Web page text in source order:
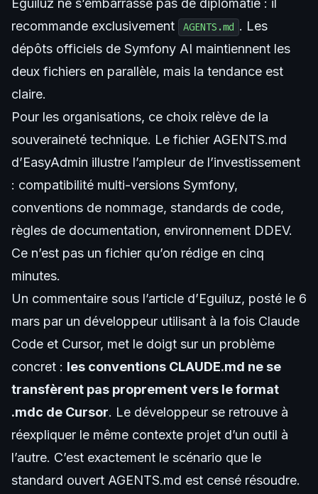
Eguiluz ne s’embarrasse pas de diplomatie : il
recommande exclusivement
AGENTS.md . Les
dépôts officiels de Symfony AI maintiennent les
deux fichiers en parallèle, mais la tendance est
claire.
Pour les organisations, ce choix relève de la
souveraineté technique. Le fichier AGENTS.md
d’EasyAdmin illustre l’ampleur de l’investissement
: compatibilité multi-versions Symfony,
conventions de nommage, standards de code,
règles de documentation, environnement DDEV.
Ce n’est pas un fichier qu’on rédige en cinq
minutes.
Un commentaire sous l’article d’Eguiluz, posté le 6
mars par un développeur utilisant à la fois Claude
Code et Cursor, met le doigt sur un problème
concret : les conventions CLAUDE.md ne se
transfèrent pas proprement vers le format
.mdc de Cursor. Le développeur se retrouve à
réexpliquer le même contexte projet d’un outil à
l’autre. C’est exactement le scénario que le
standard ouvert AGENTS.md est censé résoudre.